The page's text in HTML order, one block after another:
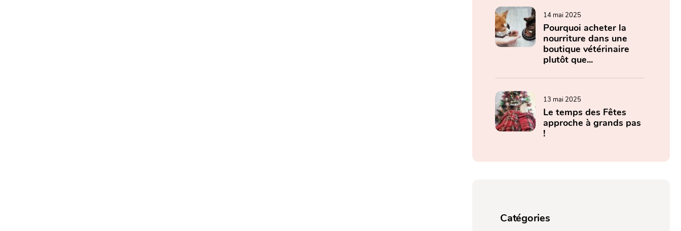
14 mai 2025
Pourquoi acheter la
nourriture dans une
boutique vétérinaire
plutôt que...
13 mai 2025
Le temps des Fêtes
approche à grands pas
!
Catégories